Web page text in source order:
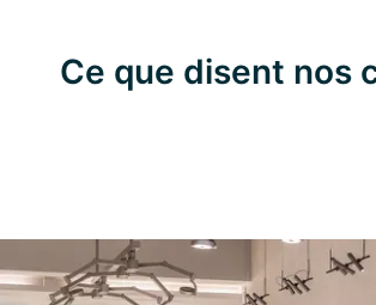
Ce que disent nos